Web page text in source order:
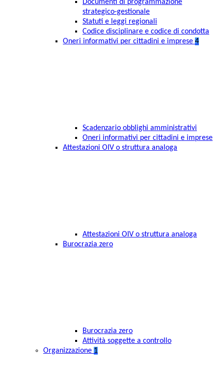
Documenti di programmazione
strategico-gestionale
Statuti e leggi regionali
Codice disciplinare e codice di condotta
Oneri informativi per cittadini e imprese 4
Scadenzario obblighi amministrativi
Oneri informativi per cittadini e imprese
Attestazioni OIV o struttura analoga
Attestazioni OIV o struttura analoga
Burocrazia zero
Burocrazia zero
Attività soggette a controllo
Organizzazione 1